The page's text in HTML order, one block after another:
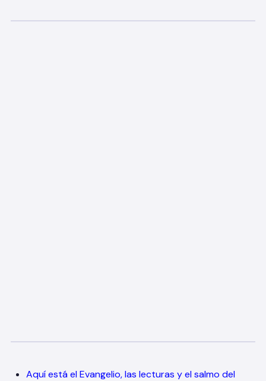
Aquí está el Evangelio, las lecturas y el salmo del